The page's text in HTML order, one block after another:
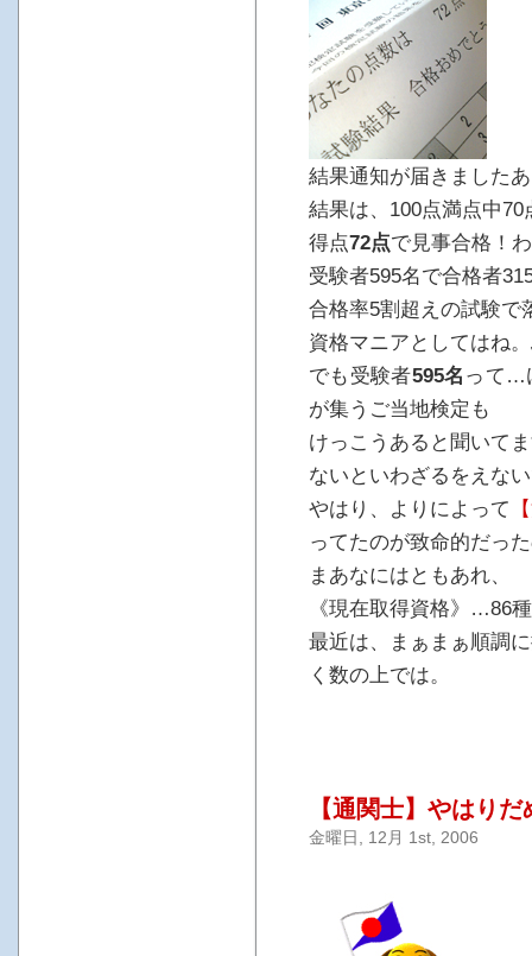
結果通知が届きました
結果は、100点満点中
得点72点で見事合格！
受験者595名で合格者
合格率5割超えの試験で
資格マニアとしてはね
でも受験者595名 って…
が集うご当地検定も
けっこうあると聞いて
ないといわざるをえな
やはり、よりによって
ってたのが致命的だっ
まあなにはともあれ、
《現在取得資格》…86
最近は、まぁまぁ順調
く数の上では。
【通関士】やはりだ
金曜日, 12月 1st, 2006